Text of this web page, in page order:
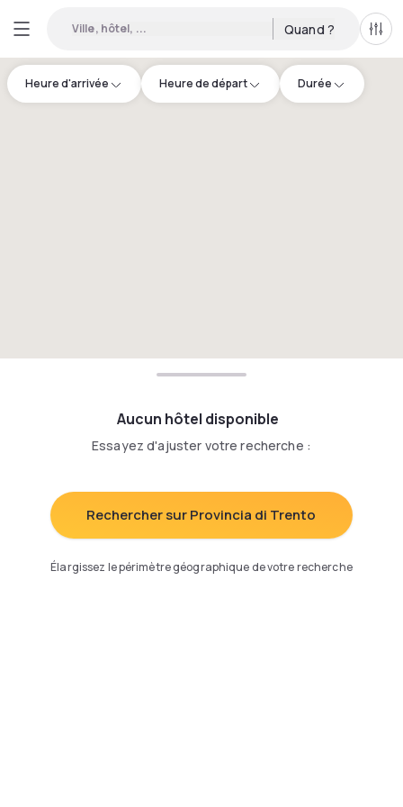
Ville, hôtel, ... Quand ?
Heure d'arrivée Heure de départ Durée
Aucun hôtel disponible
Essayez d'ajuster votre recherche :
Rechercher sur Provincia di Trento
Élargissez le périmètre géographique de votre recherche